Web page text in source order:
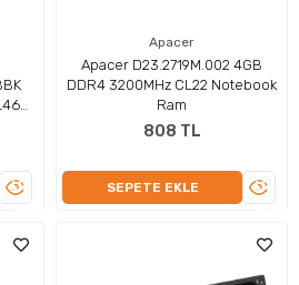
ÜRÜNÜ
Apacer
Apacer D23.2719M.002 4GB
DDR4 3200MHz CL22 Notebook
Ram
808 TL
SEPETE EKLE